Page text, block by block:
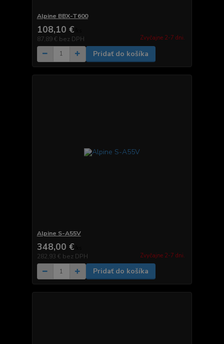
Alpine BBX-T600
108,10 €
87,89 € bez DPH Zvyčajne 2-7 dni.
Pridať do košíka
Alpine S-A55V
348,00 €
282,93 € bez DPH Zvyčajne 2-7 dni.
Pridať do košíka